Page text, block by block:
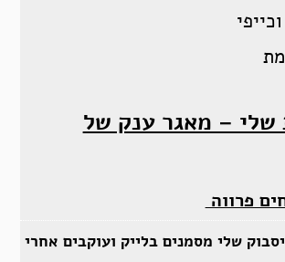
שלי – מאגר ענק של
פרווה
שלי מסמנים בלייק ועוקבים אחרי